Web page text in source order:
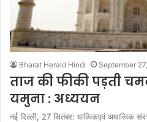
Bharat Herald Hindi September
ताज की फीकी पड़ती
यमुना : अध्ययन
नई दिल्ली, 27 सितंबर: धात्विकएवं अधात्विक